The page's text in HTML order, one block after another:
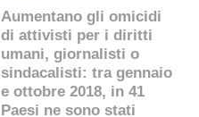
Aumentano gli omicidi
di attivisti per i diritti
umani, giornalisti o
sindacalisti: tra gennaio
e ottobre 2018, in 41
Paesi ne sono stati